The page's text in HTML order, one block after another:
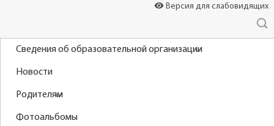
visibility Версия для слабовидящих
Сведения об образовательной организации
Новости
Родителям
Фотоальбомы